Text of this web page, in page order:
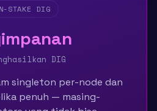
STAKE DIG
DIG
singleton per-node dan
penuh — masing-